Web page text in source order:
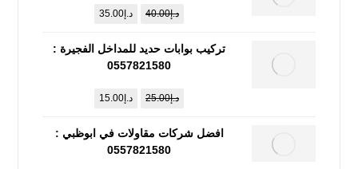
د.إ40.00 د.إ 35.00
تركيب بوابات حديد للمداخل الفجيرة :
0557821580
د.إ25.00 د.إ 15.00
افضل شركات مقاولات في ابوظبي :
0557821580